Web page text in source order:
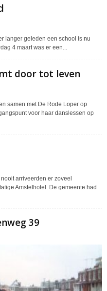
langer geleden een school is nu
4 maart was er een...
door tot leven
samen met De Rode Loper op
voor haar danslessen op
arriveerden er zoveel
Amstelhotel. De gemeente had
39